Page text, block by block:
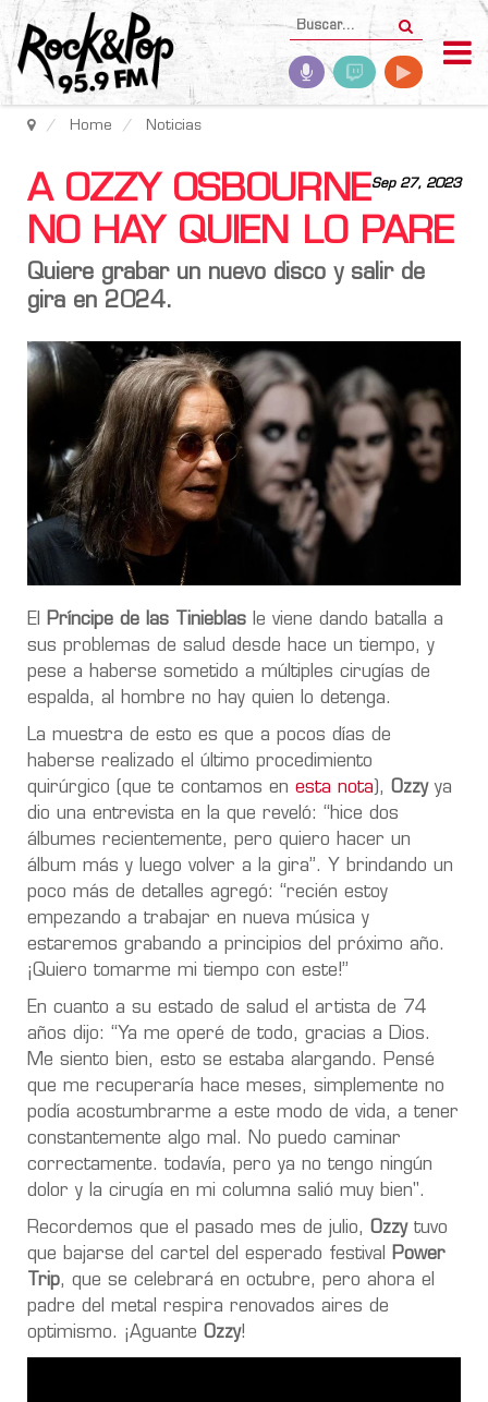
Home Noticias
Sep 27, 2023
A OZZY OSBOURNE
NO HAY QUIEN LO PARE
Quiere grabar un nuevo disco y salir de
gira en 2024.
El Príncipe de las Tinieblas le viene dando batalla a
sus problemas de salud desde hace un tiempo, y
pese a haberse sometido a múltiples cirugías de
espalda, al hombre no hay quien lo detenga.
La muestra de esto es que a pocos días de
haberse realizado el último procedimiento
quirúrgico (que te contamos en esta nota ), Ozzyya
dio una entrevista en la que reveló: “hice dos
álbumes recientemente, pero quiero hacer un
álbum más y luego volver a la gira”. Y brindando un
poco más de detalles agregó: “recién estoy
empezando a trabajar en nueva música y
estaremos grabando a principios del próximo año.
¡Quiero tomarme mi tiempo con este!”
En cuanto a su estado de salud el artista de 74
años dijo: “Ya me operé de todo, gracias a Dios.
Me siento bien, esto se estaba alargando. Pensé
que me recuperaría hace meses, simplemente no
podía acostumbrarme a este modo de vida, a tener
constantemente algo mal. No puedo caminar
correctamente. todavía, pero ya no tengo ningún
dolor y la cirugía en mi columna salió muy bien".
Recordemos que el pasado mes de julio, Ozzytuvo
que bajarse del cartel del esperado festival
Power
Trip, que se celebrará en octubre, pero ahora el
padre del metal respira renovados aires de
optimismo. ¡Aguante Ozzy!